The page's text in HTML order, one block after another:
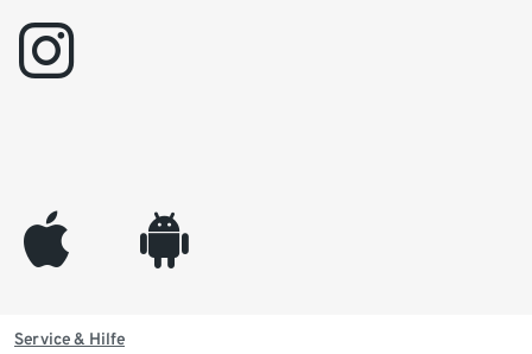
instagram
appleinc android
Service & Hilfe